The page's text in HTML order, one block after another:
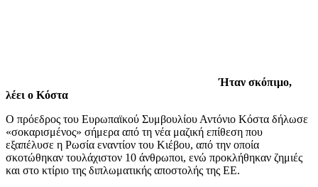
Ήταν σκόπιμο,
λέει ο Κόστα
Ο πρόεδρος του Ευρωπαϊκού Συμβουλίου Αντόνιο Κόστα δήλωσε
«σοκαρισμένος» σήμερα από τη νέα μαζική επίθεση που
εξαπέλυσε η Ρωσία εναντίον του Κιέβου, από την οποία
σκοτώθηκαν τουλάχιστον 10 άνθρωποι, ενώ προκλήθηκαν ζημιές
και στο κτίριο της διπλωματικής αποστολής της ΕΕ.